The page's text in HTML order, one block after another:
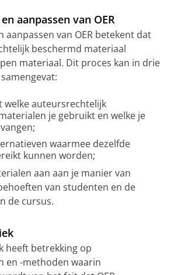
aanpassen van OER
aanpassen van OER betekent dat
beschermd materiaal
materiaal. Dit proces kan in drie
welke auteursrechtelijk
je gebruikt en welke je
waarmee dezelfde
kunnen worden;
aan aan je manier van
van studenten en de
de cursus.
heeft betrekking op
en -methoden waarin